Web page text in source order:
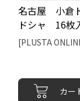
名古屋 小倉
ドシャ 16枚
[PLUSTA
カー